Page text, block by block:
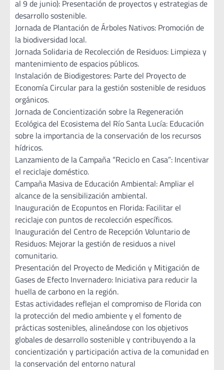
al 9 de junio): Presentación de proyectos y estrategias de
desarrollo sostenible.
Jornada de Plantación de Árboles Nativos: Promoción de
la biodiversidad local.
Jornada Solidaria de Recolección de Residuos: Limpieza y
mantenimiento de espacios públicos.
Instalación de Biodigestores: Parte del Proyecto de
Economía Circular para la gestión sostenible de residuos
orgánicos.
Jornada de Concientización sobre la Regeneración
Ecológica del Ecosistema del Río Santa Lucía: Educación
sobre la importancia de la conservación de los recursos
hídricos.
Lanzamiento de la Campaña “Reciclo en Casa”: Incentivar
el reciclaje doméstico.
Campaña Masiva de Educación Ambiental: Ampliar el
alcance de la sensibilización ambiental.
Inauguración de Ecopuntos en Florida: Facilitar el
reciclaje con puntos de recolección específicos.
Inauguración del Centro de Recepción Voluntario de
Residuos: Mejorar la gestión de residuos a nivel
comunitario.
Presentación del Proyecto de Medición y Mitigación de
Gases de Efecto Invernadero: Iniciativa para reducir la
huella de carbono en la región.
Estas actividades reflejan el compromiso de Florida con
la protección del medio ambiente y el fomento de
prácticas sostenibles, alineándose con los objetivos
globales de desarrollo sostenible y contribuyendo a la
concientización y participación activa de la comunidad en
la conservación del entorno natural